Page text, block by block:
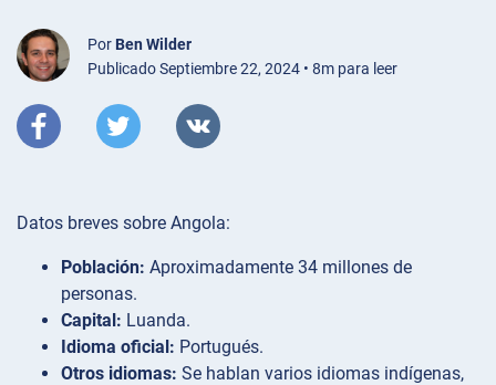
Por Ben Wilder
Publicado Septiembre 22, 2024 • 8m para leer
Datos breves sobre Angola:
Población: Aproximadamente 34 millones de
personas.
Capital: Luanda.
Idioma oficial: Portugués.
Otros idiomas: Se hablan varios idiomas indígenas,